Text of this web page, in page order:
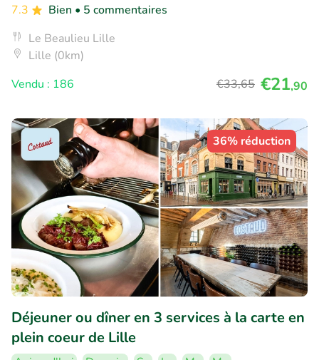
7.3
Bien • 5 commentaires
Le Beaulieu Lille
Lille (0km)
Vendu : 186
€33,65 €21,90
36% réduction
Déjeuner ou dîner en 3 services à la carte en
plein coeur de Lille